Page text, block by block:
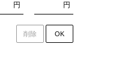
円 円
削除 OK